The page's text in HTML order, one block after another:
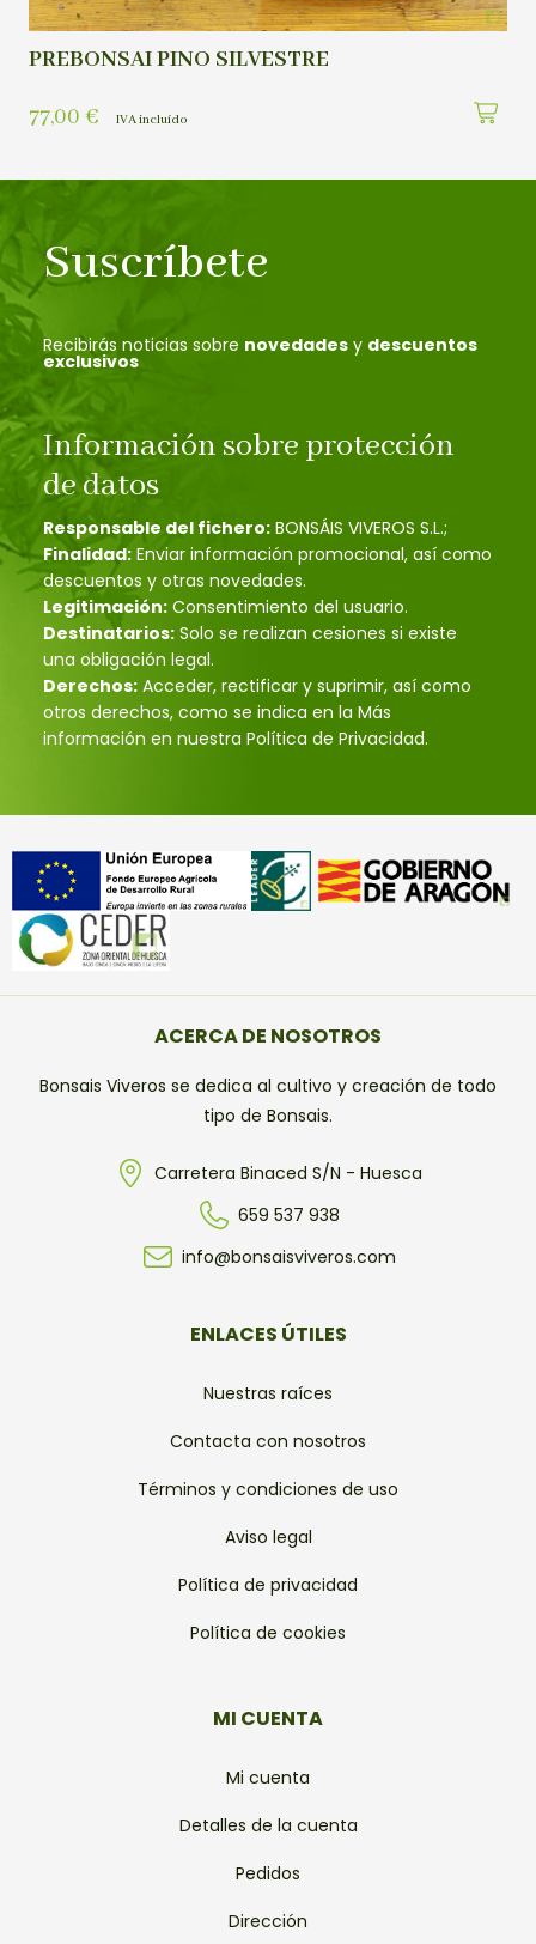
PREBONSAI PINO SILVESTRE
77,00 € IVA incluído
Suscríbete
Recibirás noticias sobre novedades y descuentos
exclusivos
Información sobre protección
de datos
Responsable del fichero: BONSÁIS VIVEROS S.L.;
Finalidad: Enviar información promocional, así como
descuentos y otras novedades.
Legitimación: Consentimiento del usuario.
Destinatarios: Solo se realizan cesiones si existe
una obligación legal.
Derechos: Acceder, rectificar y suprimir, así como
otros derechos, como se indica en la Más
información en nuestra Política de Privacidad.
ACERCA DE NOSOTROS
Bonsais Viveros se dedica al cultivo y creación de todo
tipo de Bonsais.
Carretera Binaced S/N - Huesca
659 537 938
info@bonsaisviveros.com
ENLACES ÚTILES
Nuestras raíces
Contacta con nosotros
Términos y condiciones de uso
Aviso legal
Política de privacidad
Política de cookies
MI CUENTA
Mi cuenta
Detalles de la cuenta
Pedidos
Dirección